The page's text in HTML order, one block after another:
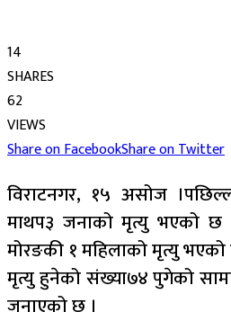
14
SHARES
62
VIEWS
Share on FacebookShare on Twitter
विराटनगर, १५ असोज
माथप३ जनाको मृत्यु भएको
मोरङकी १ महिलाको मृत्यु भएको
मृत्यु हुनेको संख्या७४ पुगेको